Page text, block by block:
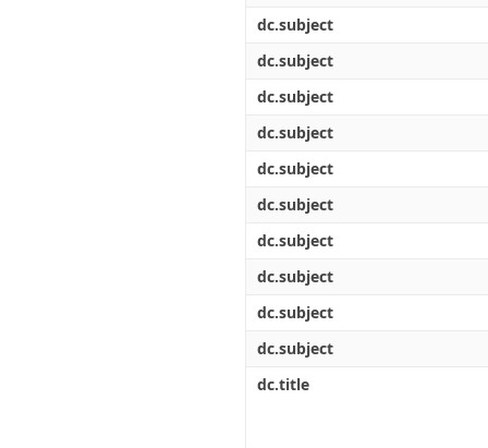
dc.subject
dc.subject
dc.subject
dc.subject
dc.subject
dc.subject
dc.subject
dc.subject
dc.subject
dc.subject
dc.title